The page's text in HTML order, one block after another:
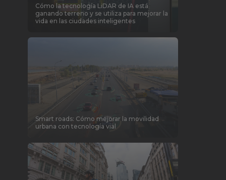
Cómo la tecnología LiDAR de IA está
ganando terreno y se utiliza para mejorar la
vida en las ciudades inteligentes
Smart roads: Cómo mejorar la movilidad
urbana con tecnología vial